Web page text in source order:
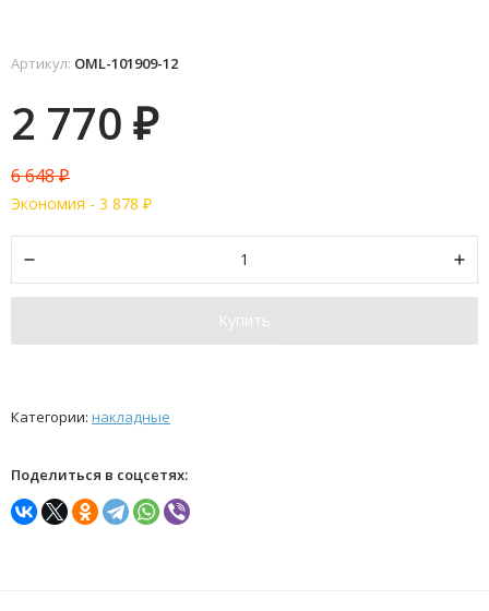
Артикул: OML-101909-12
2 770 ₽
6 648₽
Экономия - 3 878 ₽
Купить
Категории: накладные
Поделиться в соцсетях: